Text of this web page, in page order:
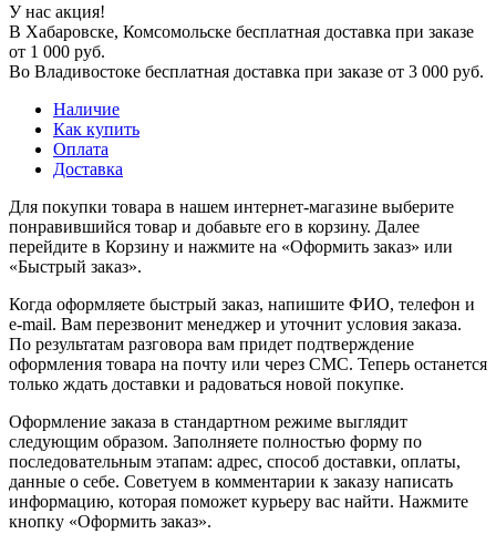
У нас акция!
В Хабаровске, Комсомольске бесплатная доставка при заказе
от 1 000 руб.
Во Владивостоке бесплатная доставка при заказе от 3 000 руб.
Наличие
Как купить
Оплата
Доставка
Для покупки товара в нашем интернет-магазине выберите
понравившийся товар и добавьте его в корзину. Далее
перейдите в Корзину и нажмите на «Оформить заказ» или
«Быстрый заказ».
Когда оформляете быстрый заказ, напишите ФИО, телефон и
e-mail. Вам перезвонит менеджер и уточнит условия заказа.
По результатам разговора вам придет подтверждение
оформления товара на почту или через СМС. Теперь останется
только ждать доставки и радоваться новой покупке.
Оформление заказа в стандартном режиме выглядит
следующим образом. Заполняете полностью форму по
последовательным этапам: адрес, способ доставки, оплаты,
данные о себе. Советуем в комментарии к заказу написать
информацию, которая поможет курьеру вас найти. Нажмите
кнопку «Оформить заказ».